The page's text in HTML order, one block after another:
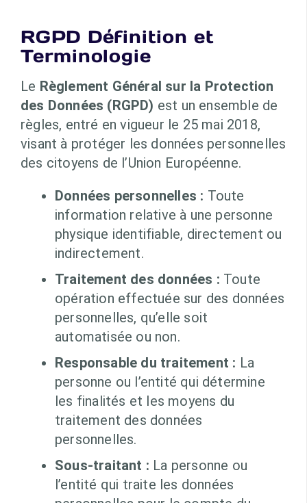
RGPD Définition et
Terminologie
Le Règlement Général sur la Protection
des Données (RGPD) est un ensemble de
règles, entré en vigueur le 25 mai 2018,
visant à protéger les données personnelles
des citoyens de l’Union Européenne.
Données personnelles : Toute
information relative à une personne
physique identifiable, directement ou
indirectement.
Traitement des données : Toute
opération effectuée sur des données
personnelles, qu’elle soit
automatisée ou non.
Responsable du traitement : La
personne ou l’entité qui détermine
les finalités et les moyens du
traitement des données
personnelles.
Sous-traitant : La personne ou
l’entité qui traite les données